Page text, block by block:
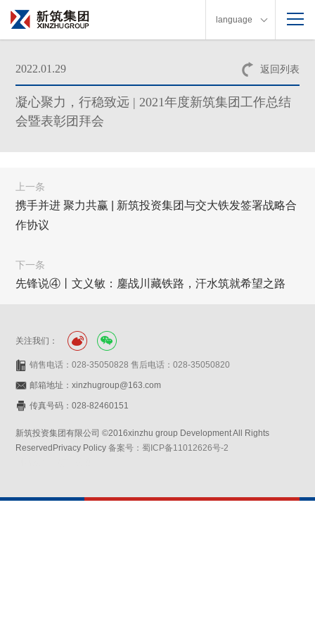
language
返回列表
2022.01.29
凝心聚力，行稳致远 | 2021年度新筑集团工作总结
会暨表彰团拜会
上一条
携手并进 聚力共赢 | 新筑投资集团与交大铁发签署战略合
作协议
下一条
先锋说④丨文义敏：鏖战川藏铁路，汗水筑就希望之路
关注我们：
销售电话：028-35050828 售后电话：028-35050820
邮箱地址：xinzhugroup@163.com
传真号码：028-82460151
新筑投资集团有限公司 ©2016xinzhu group Development All Rights
ReservedPrivacy Policy备案号：蜀ICP备11012626号-2